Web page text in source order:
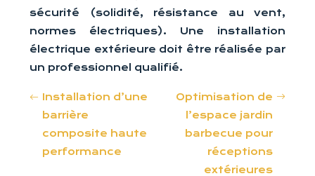
sécurité (solidité, résistance au vent,
normes électriques). Une installation
électrique extérieure doit être réalisée par
un professionnel qualifié.
Installation d’une
barrière
composite haute
performance
Optimisation de
l’espace jardin
barbecue pour
réceptions
extérieures